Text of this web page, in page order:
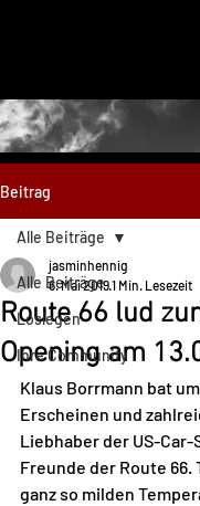
Beitrag
Alle Beiträge
Loslegen
Ihre Community
Alle Beiträge
Route 66 lud
Opening am
jasminhennig
6. Mai 20191 Min. Lesezeit
Klaus Borrmann bat
Erscheinen und
Liebhaber der US-Car-
Freunde der Route 66.
ganz so milden